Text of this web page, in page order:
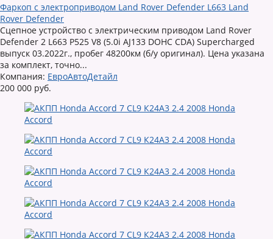
Фаркоп с электроприводом Land Rover Defender L663 Land
Rover Defender
Сцепное устройство с электрическим приводом Land Rover
Defender 2 L663 P525 V8 (5.0i AJ133 DOHC CDA) Supercharged
выпуск 03.2022г., пробег 48200км (б/у оригинал). Цена указана
за комплект, точно...
Компания: ЕвроАвтоДетайл
200 000 руб.